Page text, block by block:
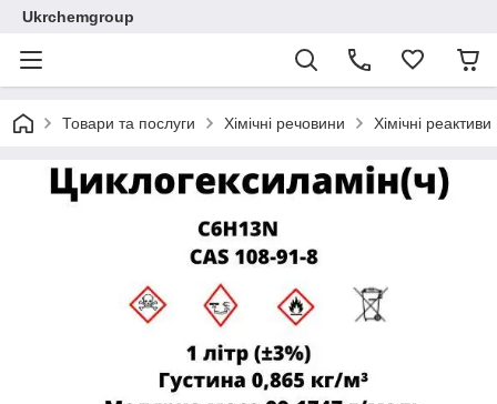
Ukrchemgroup
Товари та послуги Хімічні речовини Хімічні реактиви